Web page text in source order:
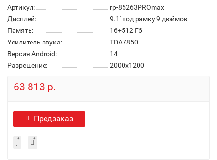
Артикул:
rp-85263PROmax
Дисплей:
9.1' под рамку 9 дюймов
Память:
16+512 Гб
Усилитель звука:
TDA7850
Версия Android:
14
Разрешение:
2000x1200
63 813 р.
Предзаказ